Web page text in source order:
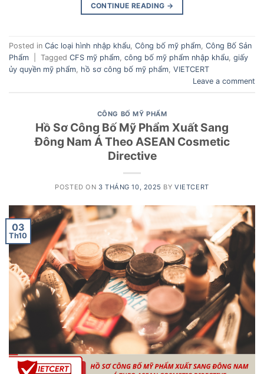
CONTINUE READING →
Posted in Các loại hình nhập khẩu Công bố mỹ phẩm Công Bố Sản
Phẩm
Tagged CFS mỹ phẩm công bố mỹ phẩm nhập khẩu giấy
ủy quyền mỹ phẩm hồ sơ công bố mỹ phẩm VIETCERT
Leave a comment
CÔNG BỐ MỸ PHẨM
Hồ Sơ Công Bố Mỹ Phẩm Xuất Sang
Đông Nam Á Theo ASEAN Cosmetic
Directive
POSTED ON 3 THÁNG 10, 2025 BYVIETCERT
03
Th10